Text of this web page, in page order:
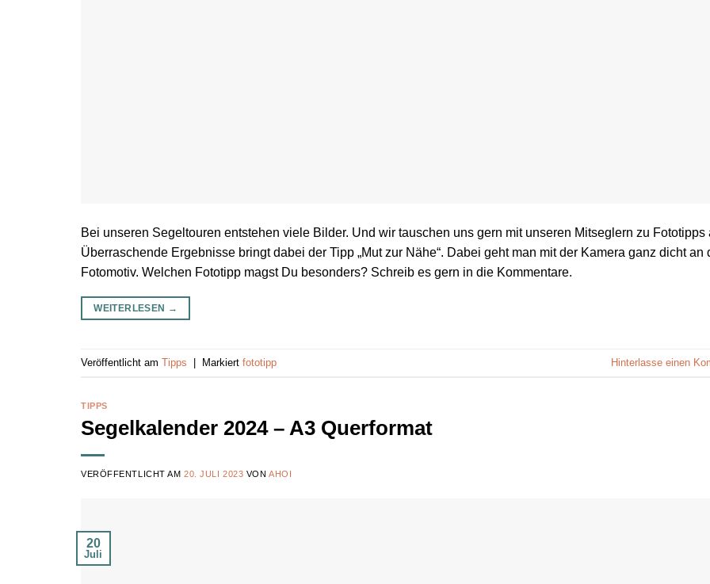
Bei unseren Segeltouren entstehen viele Bilder. Und wir tauschen uns gern mit unseren Mitseglern zu Fototipps
Überraschende Ergebnisse bringt dabei der Tipp „Mut zur Nähe“. Dabei geht man mit der Kamera ganz dicht an
Fotomotiv. Welchen Fototipp magst Du besonders? Schreib es gern in die Kommentare.
WEITERLESEN →
Veröffentlicht am Tipps | Markiert fototipp Hinterlasse einen
TIPPS
Segelkalender 2024 – A3 Querformat
VERÖFFENTLICHT AM20. JULI 2023 VONAHOI
20
Juli